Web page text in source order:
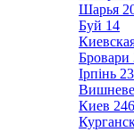
Шарья
Буй 14
Бровари
Ірпінь 23
Вишневе
Киев 246